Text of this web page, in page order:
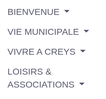
BIENVENUE
VIE MUNICIPALE
VIVRE A CREYS
LOISIRS &
ASSOCIATIONS